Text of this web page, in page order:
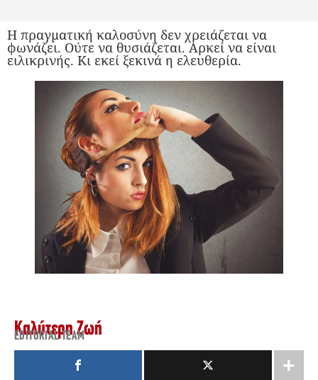
Η πραγματική καλοσύνη δεν χρειάζεται να
φωνάζει. Ούτε να θυσιάζεται. Αρκεί να είναι
ειλικρινής. Κι εκεί ξεκινά η ελευθερία.
Καλύτερη Ζωή
EDITORIAL TEAM